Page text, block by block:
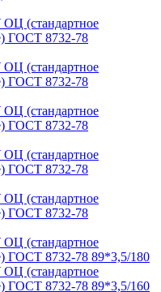
(стандартное
ГОСТ 8732-78
(стандартное
ГОСТ 8732-78
(стандартное
ГОСТ 8732-78
(стандартное
ГОСТ 8732-78
(стандартное
ГОСТ 8732-78
(стандартное
ГОСТ 8732-78 89*3,5/180
(стандартное
ГОСТ 8732-78 89*3,5/160